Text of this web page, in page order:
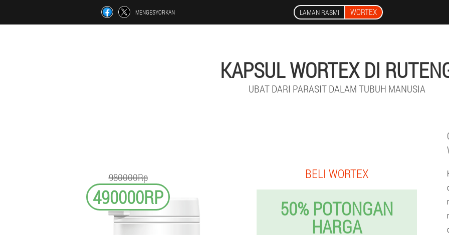
MENGESYORKAN LAMAN RASMI WORTEX
KAPSUL WORTEX DI
UBAT DARI PARASIT DALAM TUBUH MANUSIA
980000Rp
490000RP
BELI WORTEX
50% POTONGAN
HARGA